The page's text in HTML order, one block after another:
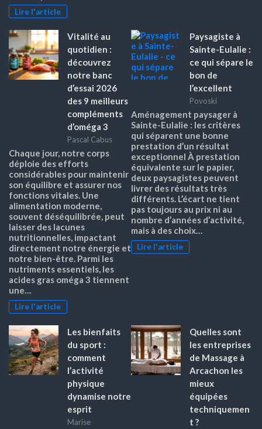
Lire l'article
Vitalité au
quotidien :
découvrez
notre banc
d’essai 2026
des 9 meilleurs
compléments
d’oméga 3
Pascal Cabus
Chaque jour, notre corps
déploie des efforts
considérables pour maintenir
son équilibre et assurer nos
fonctions vitales. Une
alimentation moderne,
souvent déséquilibrée, peut
laisser des lacunes
nutritionnelles, impactant
directement notre énergie et
notre bien-être. Parmi les
nutriments essentiels, les
acides gras oméga 3 tiennent
une…
Lire l'article
Paysagiste à
Sainte-Eulalie :
ce qui sépare le
bon de
l’excellent
Povoski
Aménagement paysager à
Sainte-Eulalie : les critères
qui séparent une bonne
prestation d’un résultat
exceptionnel À prestation
équivalente sur le papier,
deux paysagistes peuvent
livrer des résultats très
différents. L’écart ne tient
pas toujours au prix ni au
nombre d’années d’activité,
mais à des choix…
Lire l'article
Les bienfaits
du sport :
comment
l’activité
physique
dynamise notre
esprit
Marise
Quelles sont
les entreprises
de Massage à
Arcachon les
mieux
équipées
techniquemen
t ?